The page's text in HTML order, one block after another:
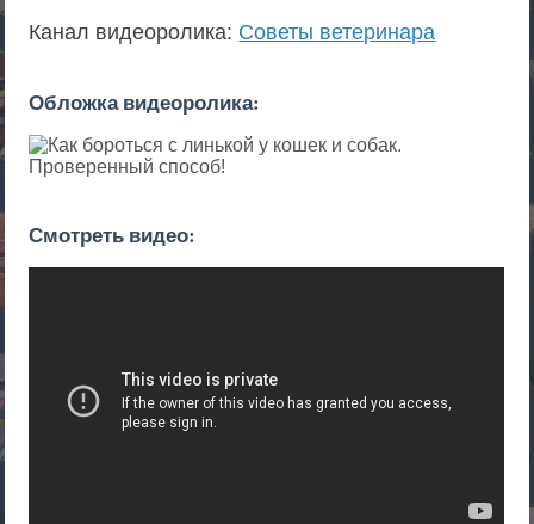
Канал видеоролика: Советы ветеринара
Обложка видеоролика:
Смотреть видео: